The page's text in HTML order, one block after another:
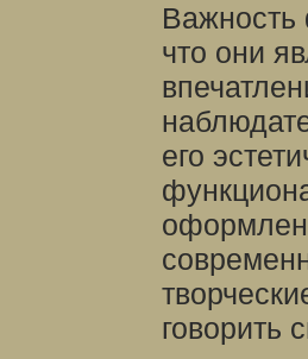
Важность
что они
его
говорить